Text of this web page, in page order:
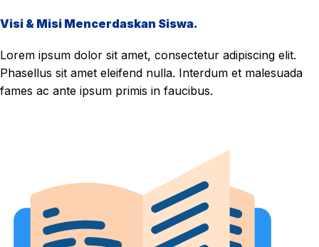
Visi & Misi Mencerdaskan Siswa.
Lorem ipsum dolor sit amet, consectetur adipiscing elit.
Phasellus sit amet eleifend nulla. Interdum et malesuada
fames ac ante ipsum primis in faucibus.